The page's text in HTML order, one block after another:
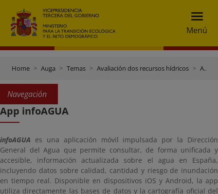
Menú
Home Auga Temas Avaliación dos recursos hídricos App infoAGUA
Navegación
App infoAGUA
infoAGUA es una aplicación móvil impulsada por la Dirección
General del Agua que permite consultar, de forma unificada y
accesible, información actualizada sobre el agua en España,
incluyendo datos sobre calidad, cantidad y riesgo de inundación
en tiempo real. Disponible en dispositivos iOS y Android, la app
utiliza directamente las bases de datos y la cartografía oficial del